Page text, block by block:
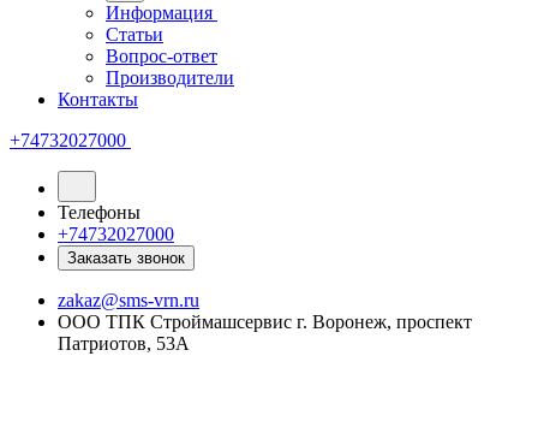
Информация
Статьи
Вопрос-ответ
Производители
Контакты
+74732027000
Телефоны
+74732027000
Заказать звонок
zakaz@sms-vrn.ru
ООО ТПК Строймашсервис г. Воронеж, проспект
Патриотов, 53А